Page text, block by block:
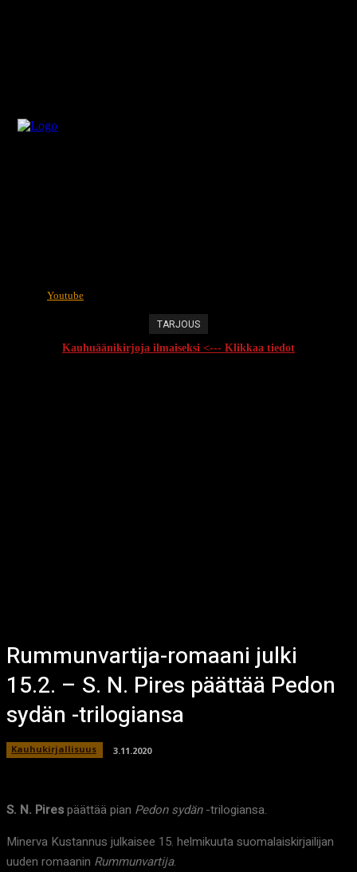
Youtube
TARJOUS
Kauhuäänikirjoja ilmaiseksi <--- Klikkaa tiedot
Rummunvartija-romaani julki
15.2. – S. N. Pires päättää Pedon
sydän -trilogiansa
Kauhukirjallisuus 3.11.2020
S. N. Pirespäättää pian Pedon sydän-trilogiansa.
Minerva Kustannus julkaisee 15. helmikuuta suomalaiskirjailijan
uuden romaanin Rummunvartija.